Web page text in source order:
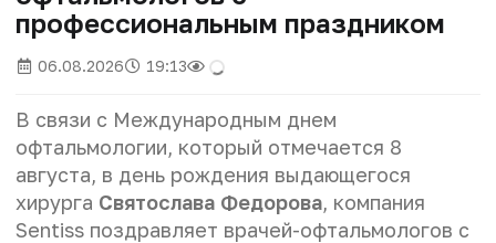
профессиональным праздником
06.08.2026 19:13
В связи с Международным днем
офтальмологии, который отмечается 8
августа, в день рождения выдающегося
хирурга Святослава Федорова, компания
Sentiss поздравляет врачей-офтальмологов с